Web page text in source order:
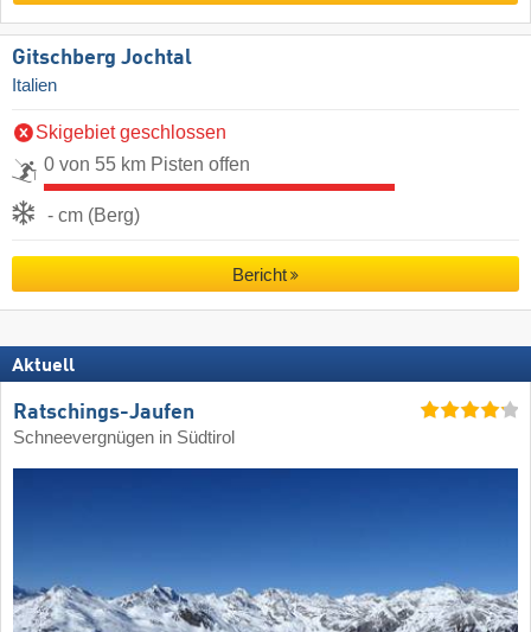
Gitschberg Jochtal
Italien
Skigebiet geschlossen
0 von 55 km Pisten offen
- cm (Berg)
Bericht
Aktuell
Ratschings-Jaufen
Schneevergnügen in Südtirol